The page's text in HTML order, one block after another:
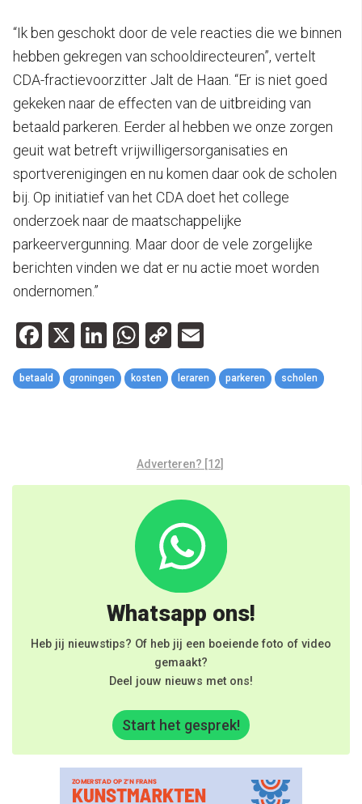
“Ik ben geschokt door de vele reacties die we binnen
hebben gekregen van schooldirecteuren”, vertelt
CDA-fractievoorzitter Jalt de Haan. “Er is niet goed
gekeken naar de effecten van de uitbreiding van
betaald parkeren. Eerder al hebben we onze zorgen
geuit wat betreft vrijwilligersorganisaties en
sportverenigingen en nu komen daar ook de scholen
bij. Op initiatief van het CDA doet het college
onderzoek naar de maatschappelijke
parkeervergunning. Maar door de vele zorgelijke
berichten vinden we dat er nu actie moet worden
ondernomen.”
Facebook
X LinkedIn
WhatsApp
Copy
Link
betaald groningen kosten leraren parkeren scholen
Adverteren? [12]
Whatsapp ons!
Heb jij nieuwstips? Of heb jij een boeiende foto of video
gemaakt?
Deel jouw nieuws met ons!
Start het gesprek!